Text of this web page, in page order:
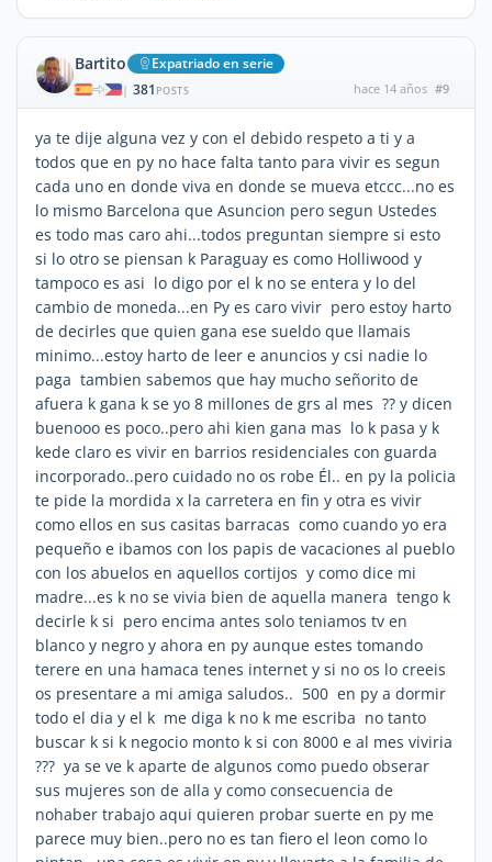
Bartito Expatriado en serie
| 381 POSTS hace 14 años #9
ya te dije alguna vez y con el debido respeto a ti y a
todos que en py no hace falta tanto para vivir es segun
cada uno en donde viva en donde se mueva etccc...no es
lo mismo Barcelona que Asuncion pero segun Ustedes
es todo mas caro ahi...todos preguntan siempre si esto
si lo otro se piensan k Paraguay es como Holliwood y
tampoco es asi lo digo por el k no se entera y lo del
cambio de moneda...en Py es caro vivir pero estoy harto
de decirles que quien gana ese sueldo que llamais
minimo...estoy harto de leer e anuncios y csi nadie lo
paga tambien sabemos que hay mucho señorito de
afuera k gana k se yo 8 millones de grs al mes ?? y dicen
buenooo es poco..pero ahi kien gana mas lo k pasa y k
kede claro es vivir en barrios residenciales con guarda
incorporado..pero cuidado no os robe Él.. en py la policia
te pide la mordida x la carretera en fin y otra es vivir
como ellos en sus casitas barracas como cuando yo era
pequeño e ibamos con los papis de vacaciones al pueblo
con los abuelos en aquellos cortijos y como dice mi
madre...es k no se vivia bien de aquella manera tengo k
decirle k si pero encima antes solo teniamos tv en
blanco y negro y ahora en py aunque estes tomando
terere en una hamaca tenes internet y si no os lo creeis
os presentare a mi amiga saludos.. 500  en py a dormir
todo el dia y el k me diga k no k me escriba no tanto
buscar k si k negocio monto k si con 8000 e al mes viviria
??? ya se ve k aparte de algunos como puedo obserar
sus mujeres son de alla y como consecuencia de
nohaber trabajo aqui quieren probar suerte en py me
parece muy bien..pero no es tan fiero el leon como lo